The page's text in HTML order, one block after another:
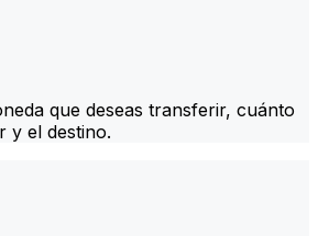
que deseas transferir, cuánto
y el destino.